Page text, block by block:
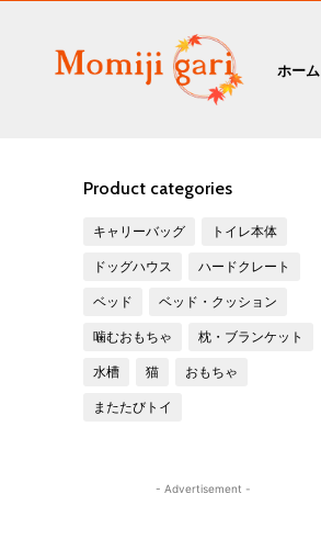
ホーム
Product categories
キャリーバッグ トイレ本体
ドッグハウス ハードクレート
ベッド ベッド・クッション
噛むおもちゃ 枕・ブランケット
水槽 猫 おもちゃ
またたびトイ
- Advertisement -